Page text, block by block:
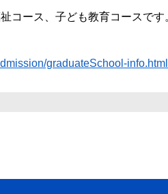
コース、子ども教育コースです
graduateSchool-info.html